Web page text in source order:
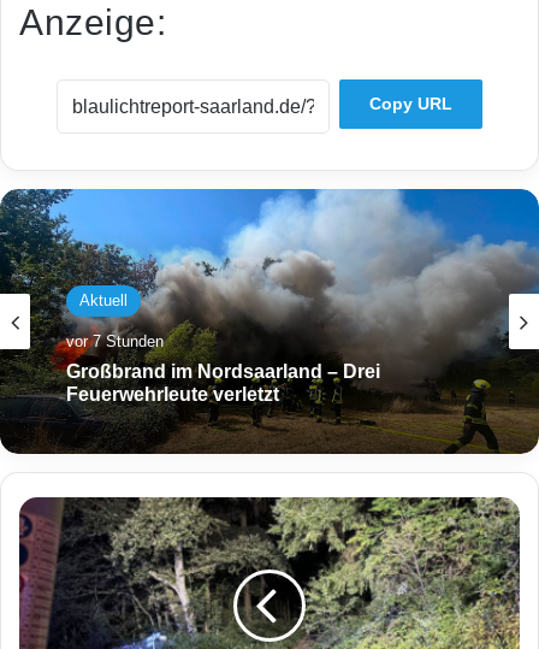
Anzeige:
Copy URL
Aktuell
vor 7 Stunden
Großbrand im Nordsaarland – Drei
Feuerwehrleute verletzt
F
r
a
u
s